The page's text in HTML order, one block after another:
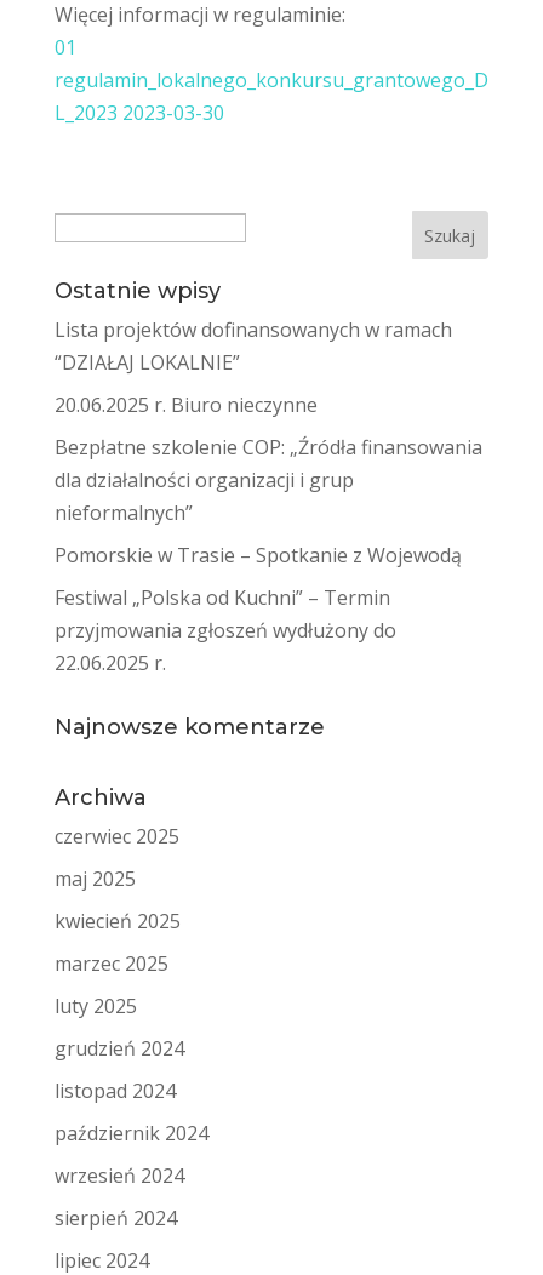
Więcej informacji w regulaminie:
01
regulamin_lokalnego_konkursu_grantowego_D
L_2023 2023-03-30
Ostatnie wpisy
Lista projektów dofinansowanych w ramach
“DZIAŁAJ LOKALNIE”
20.06.2025 r. Biuro nieczynne
Bezpłatne szkolenie COP: „Źródła finansowania
dla działalności organizacji i grup
nieformalnych”
Pomorskie w Trasie – Spotkanie z Wojewodą
Festiwal „Polska od Kuchni” – Termin
przyjmowania zgłoszeń wydłużony do
22.06.2025 r.
Najnowsze komentarze
Archiwa
czerwiec 2025
maj 2025
kwiecień 2025
marzec 2025
luty 2025
grudzień 2024
listopad 2024
październik 2024
wrzesień 2024
sierpień 2024
lipiec 2024